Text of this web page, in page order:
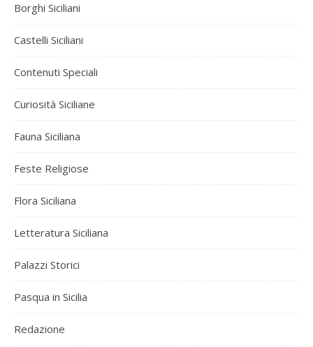
Borghi Siciliani
Castelli Siciliani
Contenuti Speciali
Curiosità Siciliane
Fauna Siciliana
Feste Religiose
Flora Siciliana
Letteratura Siciliana
Palazzi Storici
Pasqua in Sicilia
Redazione